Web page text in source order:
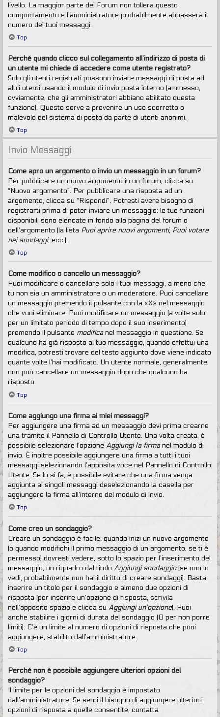
livello. La maggior parte dei Forum non tollera questo
comportamento e l’amministratore probabilmente abbasserà il
numero dei tuoi messaggi.
Top
Perché quando clicco sul collegamento all’indirizzo di posta di
un utente mi chiede di accedere come utente registrato?
Solo gli utenti registrati possono inviare messaggi di posta ad
altri utenti usando il modulo di invio posta interno (ammesso,
ovviamente, che gli amministratori abbiano abilitato questa
funzione). Questo serve a prevenire un uso scorretto o
malevolo del sistema di posta da parte di utenti anonimi.
Top
Invio Messaggi
Come apro un argomento o invio un messaggio in un forum?
Per pubblicare un nuovo argomento in un forum, clicca su
“Nuovo argomento”. Per pubblicare una risposta ad un
argomento, clicca su “Rispondi”. Potresti avere bisogno di
registrarti prima di poter inviare un messaggio: le tue funzioni
disponibili sono elencate in fondo alla pagina del forum o
dell’argomento (la lista Puoi aprire nuovi argomenti, Puoi votare
nei sondaggi, ecc.).
Top
Come modifico o cancello un messaggio?
Puoi modificare o cancellare solo i tuoi messaggi, a meno che
tu non sia un amministratore o un moderatore. Puoi cancellare
un messaggio premendo il pulsante con la «X» nel messaggio
che vuoi eliminare. Puoi modificare un messaggio (a volte solo
per un limitato periodo di tempo dopo il suo inserimento)
premendo il pulsante modificanel messaggio in questione. Se
qualcuno ha già risposto al tuo messaggio, quando effettui una
modifica, potresti trovare del testo aggiunto dove viene indicato
quante volte l’hai modificato. Un utente normale, generalmente,
non può cancellare un messaggio dopo che qualcuno ha
risposto.
Top
Come aggiungo una firma ai miei messaggi?
Per aggiungere una firma ad un messaggio devi prima crearne
una tramite il Pannello di Controllo Utente. Una volta creata, è
possibile selezionare l’opzione Aggiungi la firmanel modulo di
invio. È inoltre possibile aggiungere una firma a tutti i tuoi
messaggi selezionando l’apposita voce nel Pannello di Controllo
Utente. Se lo si fa, è possibile evitare che una firma venga
aggiunta ai singoli messaggi deselezionando la casella per
aggiungere la firma all’interno del modulo di invio.
Top
Come creo un sondaggio?
Creare un sondaggio è facile: quando inizi un nuovo argomento
(o quando modifichi il primo messaggio di un argomento, se ti è
permesso) dovresti vedere, sotto lo spazio per l’inserimento del
messaggio, un riquadro dal titolo Aggiungi sondaggio(se non lo
vedi, probabilmente non hai il diritto di creare sondaggi). Basta
inserire un titolo per il sondaggio e almeno due opzioni di
risposta (per inserire un’opzione di risposta, scrivila
nell’apposito spazio e clicca su Aggiungi un’opzione). Puoi
anche stabilire i giorni di durata del sondaggio (0 per non porre
limiti). C’è un limite al numero di opzioni di risposta che puoi
aggiungere, stabilito dall’amministratore.
Top
Perché non è possibile aggiungere ulteriori opzioni del
sondaggio?
Il limite per le opzioni del sondaggio è impostato
dall’amministratore. Se senti il bisogno di aggiungere ulteriori
opzioni di risposta a quelle consentite, contatta